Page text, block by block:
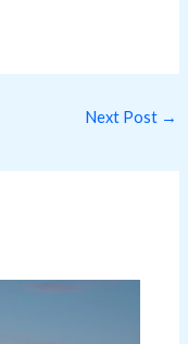
Next Post →